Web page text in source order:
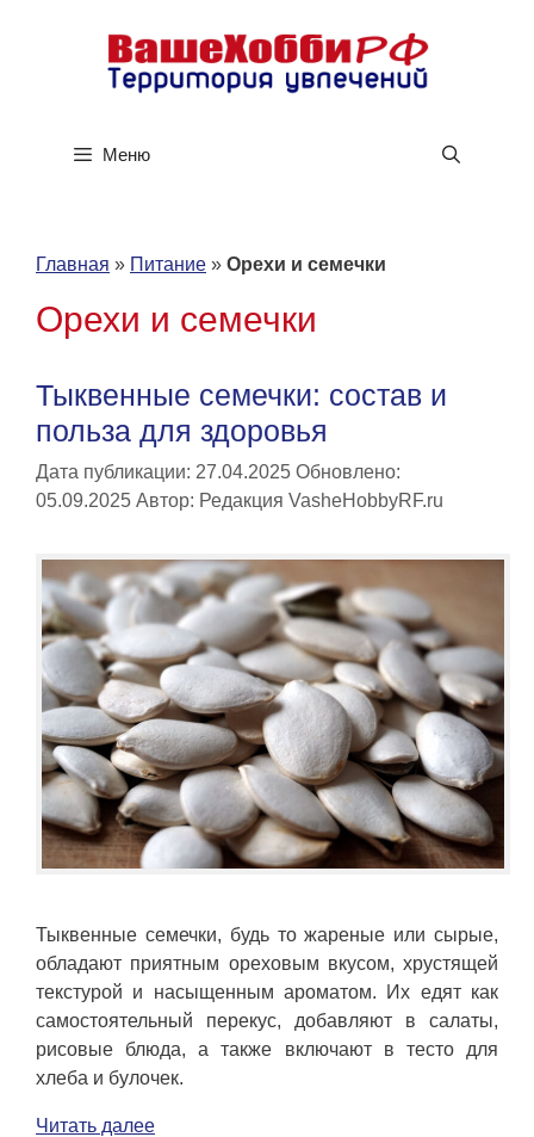
содержимому
Меню
Главная » Питание » Орехи и семечки
Орехи и семечки
Тыквенные семечки: состав и
польза для здоровья
Дата публикации: 27.04.2025 Обновлено:
05.09.2025 Автор: Редакция VasheHobbyRF.ru
Тыквенные семечки, будь то жареные или сырые,
обладают приятным ореховым вкусом, хрустящей
текстурой и насыщенным ароматом. Их едят как
самостоятельный перекус, добавляют в салаты,
рисовые блюда, а также включают в тесто для
хлеба и булочек.
Читать далее